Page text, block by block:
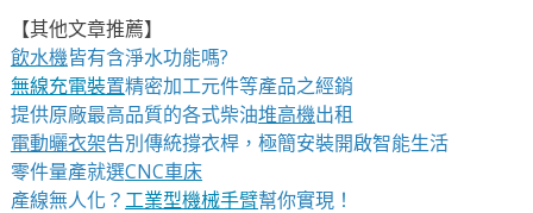
【其他文章推薦】
飲水機皆有含淨水功能嗎?
無線充電裝置精密加工元件等產品之經銷
提供原廠最高品質的各式柴油堆高機出租
電動曬衣架告別傳統撐衣桿，極簡安裝開啟智能生活
零件量產就選CNC車床
產線無人化？工業型機械手臂幫你實現！